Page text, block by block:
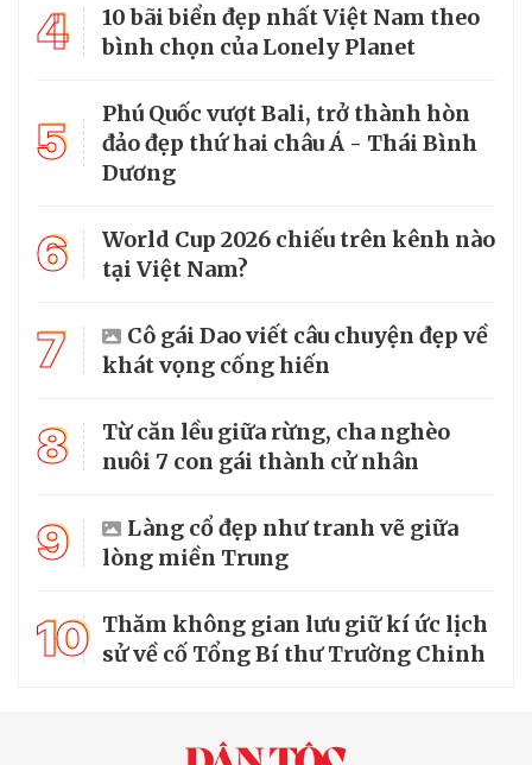
4
10 bãi biển đẹp nhất Việt Nam theo
bình chọn của Lonely Planet
5
Phú Quốc vượt Bali, trở thành hòn
đảo đẹp thứ hai châu Á - Thái Bình
Dương
6
World Cup 2026 chiếu trên kênh nào
tại Việt Nam?
7
Cô gái Dao viết câu chuyện đẹp về
khát vọng cống hiến
8
Từ căn lều giữa rừng, cha nghèo
nuôi 7 con gái thành cử nhân
9
Làng cổ đẹp như tranh vẽ giữa
lòng miền Trung
10 Thăm không gian lưu giữ kí ức lịch
sử về cố Tổng Bí thư Trường Chinh